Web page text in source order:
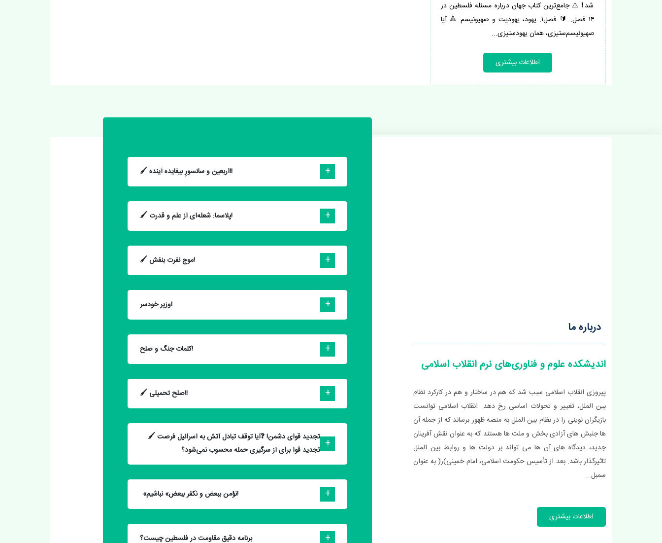
شد❗️ ⚠️ جامع‌ترین کتاب جهان درباره مسئله فلسطین در
۱۴ فصل: 🔰 فصل۱: یهود، یهودیت و صهیونیسم 🔺 آیا
صهیونیسم‌ستیزی، همان یهودستیزی...
اطلاعات بیشتری
🖌 اربعین و سانسورِ بیفایده آینده!!
🖌 پلاسما: شعله‌ای از علم و قدرت!
🖌 موج نفرت بنفش!
وزیر خودسر!
کلمات جنگ و صلح!
🖌 صلح تحمیلی!!
🖌 تجدید قوای دشمن! ❓آیا توقف تبادل آتش به اسرائیل فرصت
تجدید قوا برای از سرگیری حمله محسوب نمی‌شود؟
«نؤمن ببعض و نکفر ببعض» نباشیم!
برنامه دقیق مقاومت در فلسطین چیست؟
درباره ما
اندیشکده علوم و فناوری‌های نرم انقلاب اسلامی
پیروزی انقلاب اسلامی سبب شد که هم در ساختار و هم در کارکرد نظام
بین الملل، تغییر و تحولات اساسی رخ دهد. انقلاب اسلامی توانست
بازیگران نوینی را در نظام بین الملل به منصه ظهور برساند که از جمله آن
ها جنبش های آزادی بخش و ملت ها هستند که به عنوان نقش آفرینان
جدید، دیدگاه های آن ها می تواند بر دولت ها و روابط بین الملل
تاثیرگذار باشد. بعد از تأسیس حکومت اسلامی، امام خمینی)ر( به عنوان
سمبل...
اطلاعات بیشتری